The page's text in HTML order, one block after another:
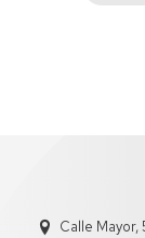
Calle Mayor,